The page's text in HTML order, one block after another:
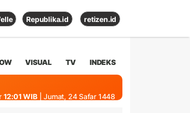
Republika.id retizen.id
VISUAL TV INDEKS
12:01 WIB | Jumat, 24 Safar 1448